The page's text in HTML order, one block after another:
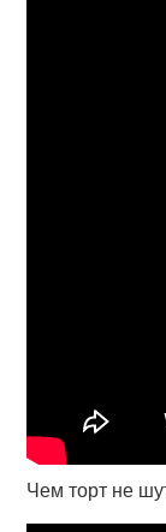
Чем торт не